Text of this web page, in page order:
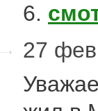
6.
27